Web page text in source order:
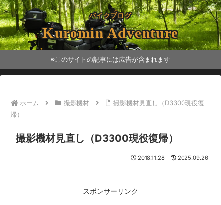
バイクブログ
Kuromin Adventure
※このサイトの記事には広告が含まれます
ホーム 撮影機材
撮影機材見直し（D3300現役復
帰）
撮影機材見直し（D3300現役復帰）
2018.11.28 2025.09.26
スポンサーリンク